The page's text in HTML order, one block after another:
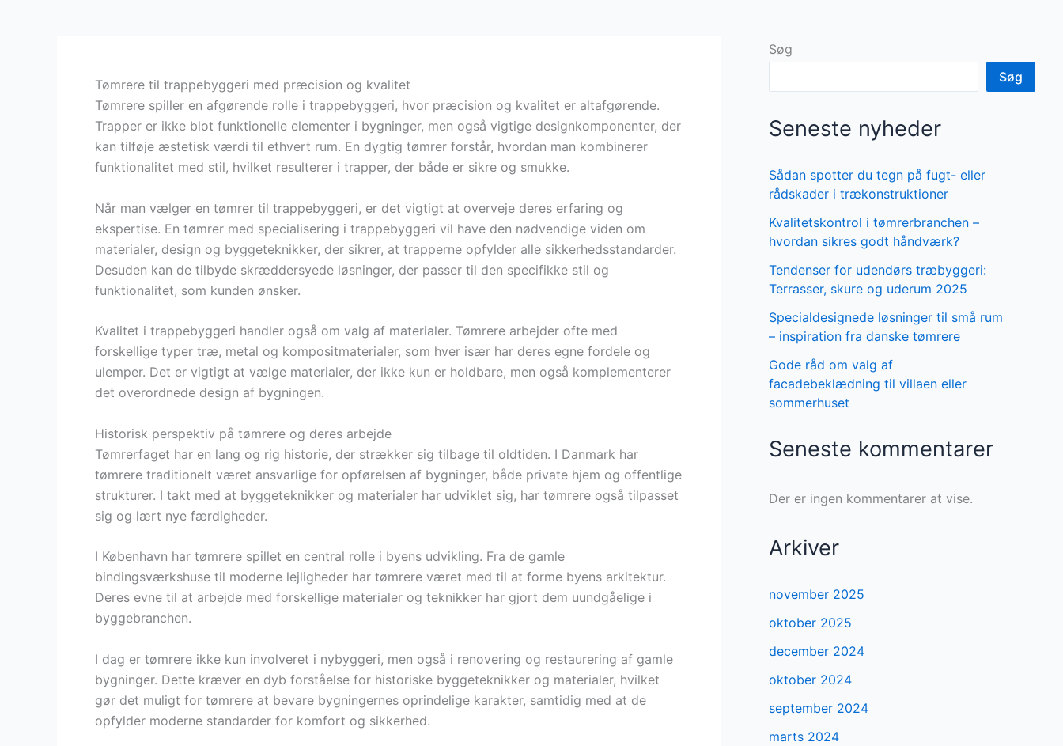
Tømrere til trappebyggeri med præcision og kvalitet
Tømrere spiller en afgørende rolle i trappebyggeri, hvor præcision og kvalitet er altafgørende.
Trapper er ikke blot funktionelle elementer i bygninger, men også vigtige designkomponenter, der
kan tilføje æstetisk værdi til ethvert rum. En dygtig tømrer forstår, hvordan man kombinerer
funktionalitet med stil, hvilket resulterer i trapper, der både er sikre og smukke.
Når man vælger en tømrer til trappebyggeri, er det vigtigt at overveje deres erfaring og
ekspertise. En tømrer med specialisering i trappebyggeri vil have den nødvendige viden om
materialer, design og byggeteknikker, der sikrer, at trapperne opfylder alle sikkerhedsstandarder.
Desuden kan de tilbyde skræddersyede løsninger, der passer til den specifikke stil og
funktionalitet, som kunden ønsker.
Kvalitet i trappebyggeri handler også om valg af materialer. Tømrere arbejder ofte med
forskellige typer træ, metal og kompositmaterialer, som hver især har deres egne fordele og
ulemper. Det er vigtigt at vælge materialer, der ikke kun er holdbare, men også komplementerer
det overordnede design af bygningen.
Historisk perspektiv på tømrere og deres arbejde
Tømrerfaget har en lang og rig historie, der strækker sig tilbage til oldtiden. I Danmark har
tømrere traditionelt været ansvarlige for opførelsen af bygninger, både private hjem og offentlige
strukturer. I takt med at byggeteknikker og materialer har udviklet sig, har tømrere også tilpasset
sig og lært nye færdigheder.
I København har tømrere spillet en central rolle i byens udvikling. Fra de gamle
bindingsværkshuse til moderne lejligheder har tømrere været med til at forme byens arkitektur.
Deres evne til at arbejde med forskellige materialer og teknikker har gjort dem uundgåelige i
byggebranchen.
I dag er tømrere ikke kun involveret i nybyggeri, men også i renovering og restaurering af gamle
bygninger. Dette kræver en dyb forståelse for historiske byggeteknikker og materialer, hvilket
gør det muligt for tømrere at bevare bygningernes oprindelige karakter, samtidig med at de
opfylder moderne standarder for komfort og sikkerhed.
Søg
Søg
Seneste nyheder
Sådan spotter du tegn på fugt- eller
rådskader i trækonstruktioner
Kvalitetskontrol i tømrerbranchen –
hvordan sikres godt håndværk?
Tendenser for udendørs træbyggeri:
Terrasser, skure og uderum 2025
Specialdesignede løsninger til små rum
– inspiration fra danske tømrere
Gode råd om valg af
facadebeklædning til villaen eller
sommerhuset
Seneste kommentarer
Der er ingen kommentarer at vise.
Arkiver
november 2025
oktober 2025
december 2024
oktober 2024
september 2024
marts 2024